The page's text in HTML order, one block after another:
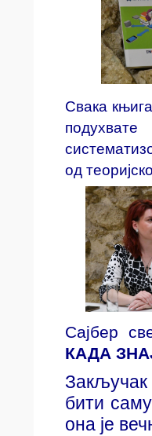
Свака
од
Сајбер
КАДА
бити
она је